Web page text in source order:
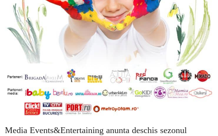
Media Events&Entertaining anunta deschis sezonul